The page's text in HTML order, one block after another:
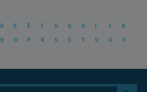
D E Ē F G Ģ H I J
K
Ņ O P R S Š T U Ū
V